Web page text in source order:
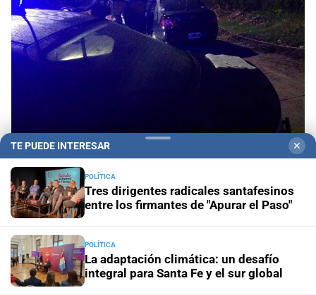
Villa Oculta Investigan la muerte de un hombre en
la ciudad de Santa Fe
Hay siete heridos
metros de La Bombonera
TribunalesPrisión preventiva para dos hermanos
acusados por un brutal asalto contra un adolescente en
TE PUEDE INTERESAR ✕
POLÍTICA
Tres dirigentes radicales santafesinos
entre los firmantes de "Apurar el Paso"
POLÍTICA
La adaptación climática: un desafío
integral para Santa Fe y el sur global